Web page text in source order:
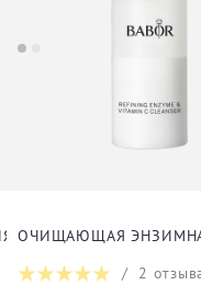
КОЖИ ЛИЦА
ОЧИЩАЮЩАЯ
/ 2